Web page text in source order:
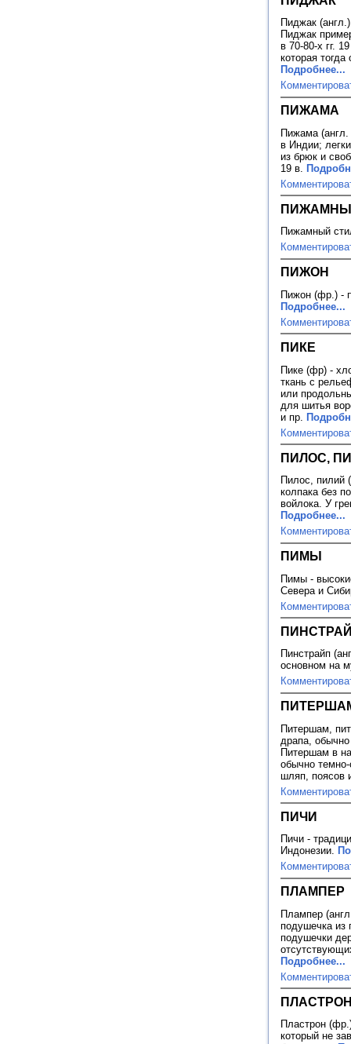
Пиджак
Пиджак
в 70-80-х гг.
которая
Подробнее...
ПИЖАМА
Пижама (англ.
в Индии;
из брюк и
19 в.
Пижамный
ПИЖОН
Пижон (фр.) -
Подробнее...
ПИКЕ
Пике (фр) -
ткань с
или
для шитья
и пр.
ПИЛОС,
Пилос, пилий
колпака без
войлока. У
Подробнее...
ПИМЫ
Пимы -
Севера и
Пинстрайп
основном на
Питершам,
драпа,
Питершам в
обычно
шляп, поясов
ПИЧИ
Пичи -
Индонезии.
ПЛАМПЕР
Плампер
подушечка из
подушечки
Подробнее...
Пластрон
который не